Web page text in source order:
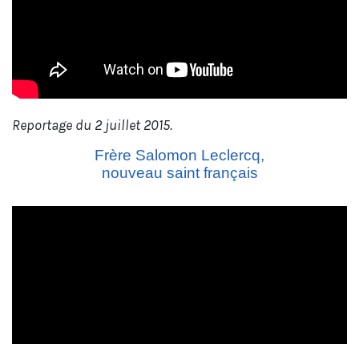
Reportage du 2 juillet 2015.
Frère Salomon Leclercq,
nouveau saint français